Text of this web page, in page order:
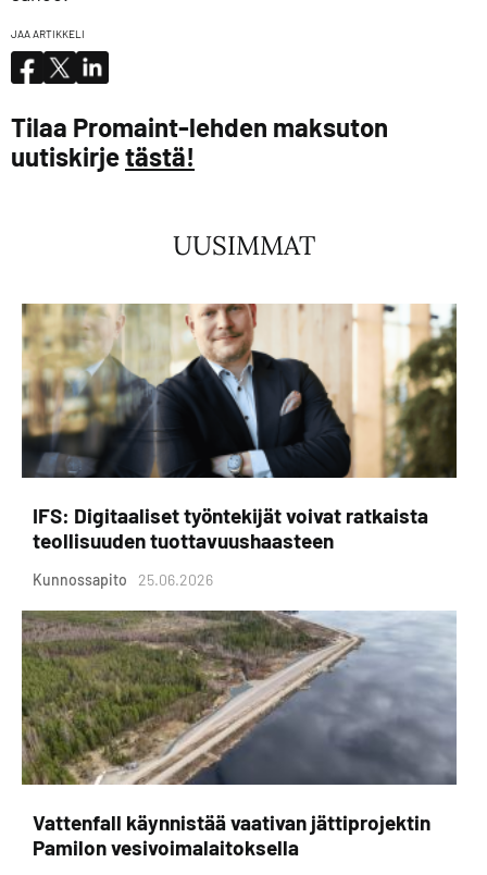
JAA ARTIKKELI
Tilaa Promaint-lehden maksuton
uutiskirjetästä!
UUSIMMAT
IFS: Digitaaliset työntekijät voivat ratkaista
teollisuuden tuottavuushaasteen
Kunnossapito 25.06.2026
Vattenfall käynnistää vaativan jättiprojektin
Pamilon vesivoimalaitoksella